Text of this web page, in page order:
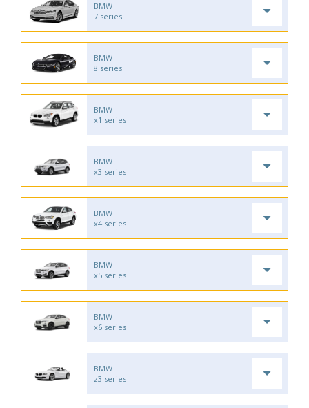
BMW
7 series
BMW
8 series
BMW
x1 series
BMW
x3 series
BMW
x4 series
BMW
x5 series
BMW
x6 series
BMW
z3 series